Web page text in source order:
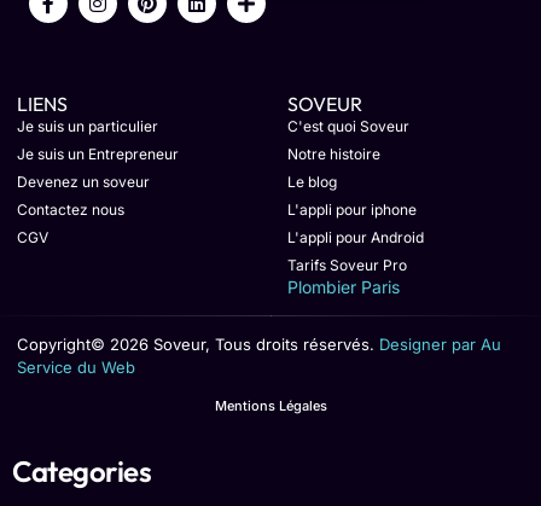
LIENS
Je suis un particulier
Je suis un Entrepreneur
Devenez un soveur
Contactez nous
CGV
SOVEUR
C'est quoi Soveur
Notre histoire
Le blog
L'appli pour iphone
L'appli pour Android
Tarifs Soveur Pro
Plombier Paris
Copyright© 2026 Soveur, Tous droits réservés. Designer par Au
Service du Web
Mentions Légales
Categories